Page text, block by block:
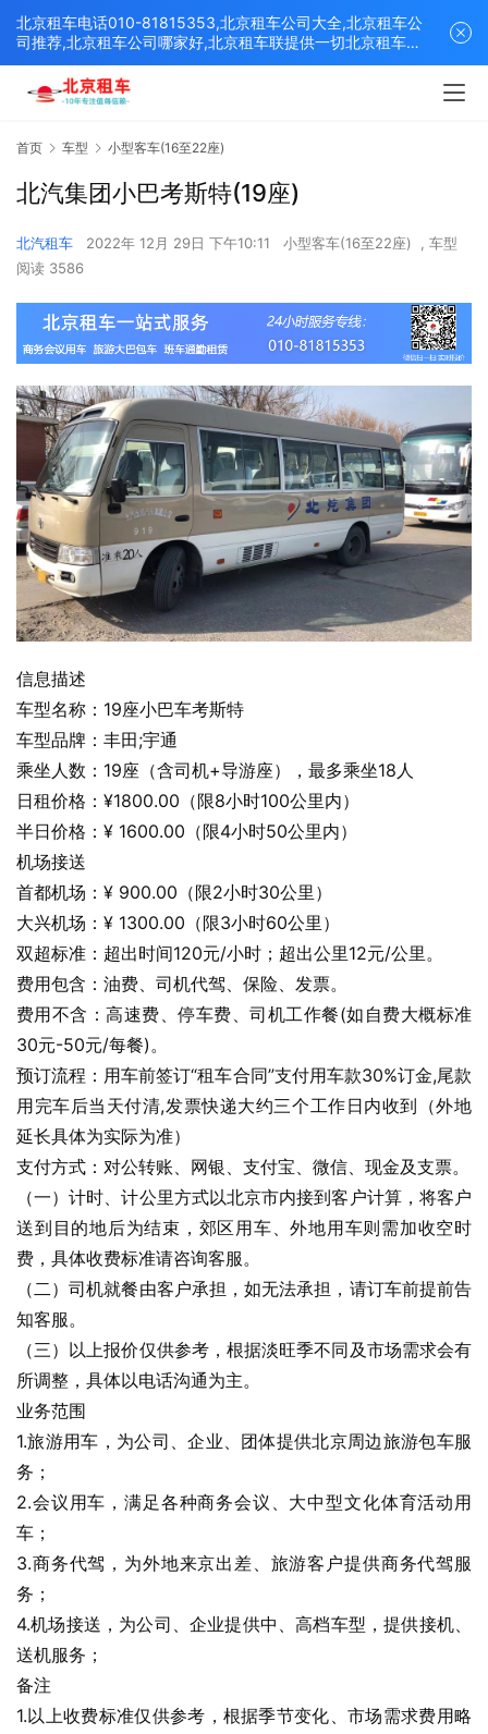
首页 车型 小型客车(16至22座)
北汽集团小巴考斯特(19座)
北汽租车 2022年 12月 29日 下午10:11 小型客车(16至22座) , 车型
阅读 3586
信息描述
车型名称：19座小巴车考斯特
车型品牌：丰田;宇通
乘坐人数：19座（含司机+导游座），最多乘坐18人
日租价格：¥1800.00（限8小时100公里内）
半日价格：¥ 1600.00（限4小时50公里内）
机场接送
首都机场：¥ 900.00（限2小时30公里）
大兴机场：¥ 1300.00（限3小时60公里）
双超标准：超出时间120元/小时；超出公里12元/公里。
费用包含：油费、司机代驾、保险、发票。
费用不含：高速费、停车费、司机工作餐(如自费大概标准
30元-50元/每餐)。
预订流程：用车前签订“租车合同”支付用车款30%订金,尾款
用完车后当天付清,发票快递大约三个工作日内收到（外地
延长具体为实际为准）
支付方式：对公转账、网银、支付宝、微信、现金及支票。
（一）计时、计公里方式以北京市内接到客户计算，将客户
送到目的地后为结束，郊区用车、外地用车则需加收空时
费，具体收费标准请咨询客服。
（二）司机就餐由客户承担，如无法承担，请订车前提前告
知客服。
（三）以上报价仅供参考，根据淡旺季不同及市场需求会有
所调整，具体以电话沟通为主。
业务范围
1.旅游用车，为公司、企业、团体提供北京周边旅游包车服
务；
2.会议用车，满足各种商务会议、大中型文化体育活动用
车；
3.商务代驾，为外地来京出差、旅游客户提供商务代驾服
务；
4.机场接送，为公司、企业提供中、高档车型，提供接机、
送机服务；
备注
1.以上收费标准仅供参考，根据季节变化、市场需求费用略
北京租车电话010-81815353,北京租车公司大全,北京租车公
司推荐,北京租车公司哪家好,北京租车联提供一切北京租车解
决方案,打造北京优质的租车平台！